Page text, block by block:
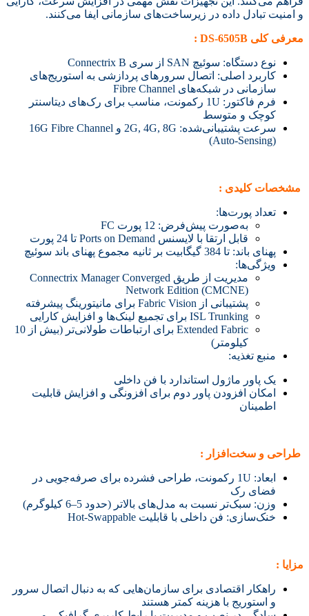
و امنیت تبادل داده در زیرساخت‌های سازمانی ایفا می‌کنند.
معرفی کلی DS-6505B :
نوع دستگاه: سوئیچ SAN از سری Connectrix B
کاربرد اصلی: اتصال سرورهای پردازشی به استوریج‌های
سازمانی در شبکه‌های Fibre Channel
فرم فاکتور: 1U رکمونت، مناسب برای رک‌های دیتاسنتر
کوچک و متوسط
سرعت پشتیبانی‌شده: 2G, 4G, 8G و 16G Fibre Channel
(Auto-Sensing)
مشخصات کلیدی :
تعداد پورت‌ها:
به‌صورت پیش‌فرض: 12 پورت FC
قابل ارتقا با لایسنس Ports on Demand تا 24 پورت
پهنای باند: تا 384 گیگابیت بر ثانیه مجموع پهنای باند سوئیچ
ویژگی‌ها:
مدیریت از طریق Connectrix Manager Converged
Network Edition (CMCNE)
پشتیبانی از Fabric Vision برای مانیتورینگ پیشرفته
ISL Trunking برای تجمیع لینک‌ها و افزایش کارایی
Extended Fabric برای ارتباطات طولانی‌تر (بیش از 10
کیلومتر)
منبع تغذیه:
یک پاور ماژول استاندارد با فن داخلی
امکان افزودن پاور دوم برای افزونگی و افزایش قابلیت
اطمینان
طراحی و سخت‌افزار :
ابعاد: 1U رکمونت، طراحی فشرده برای صرفه‌جویی در
فضای رک
وزن: سبک‌تر نسبت به مدل‌های بالاتر (حدود 5–6 کیلوگرم)
خنک‌سازی: فن داخلی با قابلیت Hot-Swappable
مزایا :
راهکار اقتصادی برای سازمان‌هایی که به دنبال اتصال سرور
و استوریج با هزینه کمتر هستند